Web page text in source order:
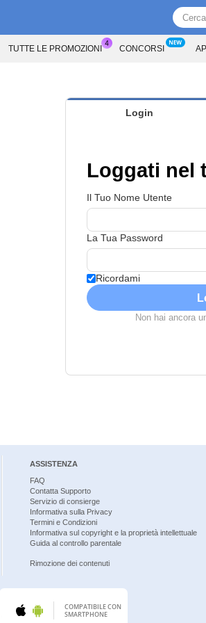
TUTTE LE PROMOZIONI CONCORSI
Login
Loggati nel
Il Tuo Nome Utente
La Tua Password
Ricordami
Non hai ancora
ASSISTENZA
FAQ
Contatta Supporto
Servizio di consierge
Informativa sulla Privacy
Termini e Condizioni
Informativa sul copyright e la proprietà intellettuale
Guida al controllo parentale
Rimozione dei contenuti
COMPATIBILE CON
SMARTPHONE